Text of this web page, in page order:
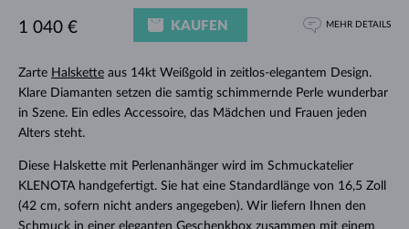
Zarte Halsketteaus 14kt Weißgold in zeitlos-elegantem Design.
Klare Diamanten setzen die samtig schimmernde Perle wunderbar
in Szene. Ein edles Accessoire, das Mädchen und Frauen jeden
Alters steht.
Diese Halskette mit Perlenanhänger wird im Schmuckatelier
KLENOTA handgefertigt. Sie hat eine Standardlänge von 16,5 Zoll
(42 cm, sofern nicht anders angegeben). Wir liefern Ihnen den
Schmuck in einer eleganten Geschenkbox zusammen mit einem
1 040 € KAUFEN MEHR DETAILS